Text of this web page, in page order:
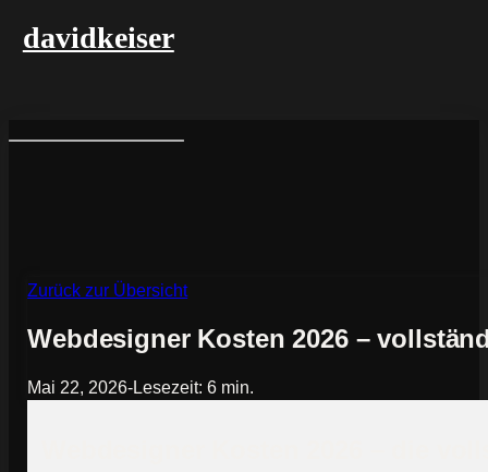
davidkeiser
Zurück zur Übersicht
Webdesigner Kosten 2026 –
Mai 22, 2026-Lesezeit: 6 min.